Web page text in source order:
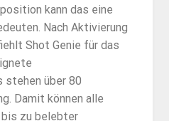
kann das eine
Nach Aktivierung
Shot Genie für das
stehen über 80
Damit können alle
bis zu belebter